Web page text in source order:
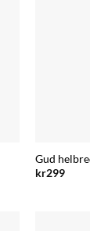
Gud
kr299